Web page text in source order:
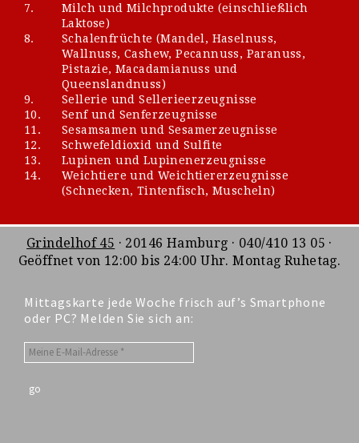
7.
Milch und Milchprodukte (einschließlich
Laktose)
8.
Schalenfrüchte (Mandel, Haselnuss,
Wallnuss, Cashew, Pecannuss, Paranuss,
Pistazie, Macadamianuss und
Queenslandnuss)
9.
Sellerie und Sellerieerzeugnisse
10.
Senf und Senferzeugnisse
11.
Sesamsamen und Sesamerzeugnisse
12.
Schwefeldioxid und Sulfite
13.
Lupinen und Lupinenerzeugnisse
14.
Weichtiere und Weichtiererzeugnisse
(Schnecken, Tintenfisch, Muscheln)
Grindelhof 45 · 20146 Hamburg · 040/410 13 05 ·
Geöffnet von 12:00 bis 24:00 Uhr. Montag Ruhetag.
Mittagskarte jede Woche frisch auf’s Smartphone
oder PC? Melden Sie sich an: